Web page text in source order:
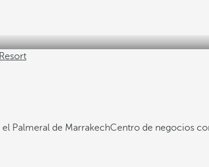
Palmeral de MarrakechCentro de negocios